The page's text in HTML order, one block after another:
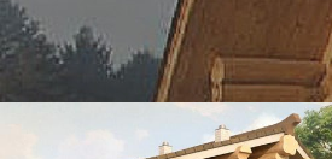
ВЫ ЗДЕСЬ